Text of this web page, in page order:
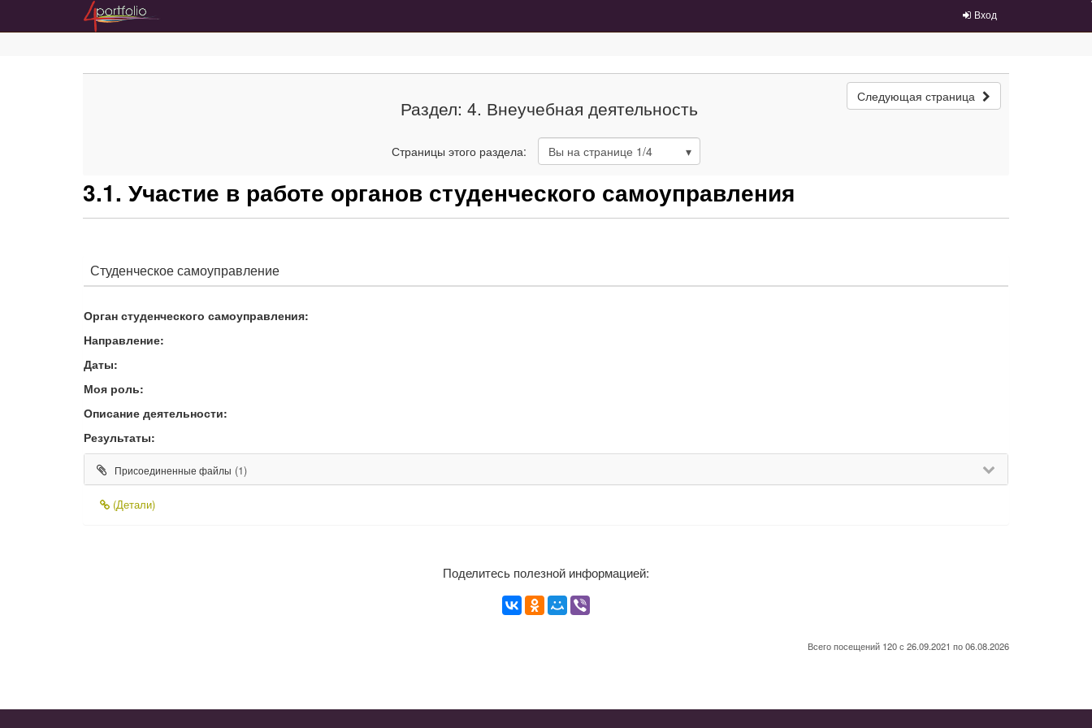
Вход
Следующая страница
Раздел: 4. Внеучебная деятельность
Страницы этого раздела: Вы на странице 1/4
3.1. Участие в работе органов студенческого самоуправления
Студенческое самоуправление
Орган студенческого самоуправления:
Направление:
Даты:
Моя роль:
Описание деятельности:
Результаты:
Присоединенные файлы (1)
(Детали)
Поделитесь полезной информацией:
Всего посещений 120 с 26.09.2021 по 06.08.2026